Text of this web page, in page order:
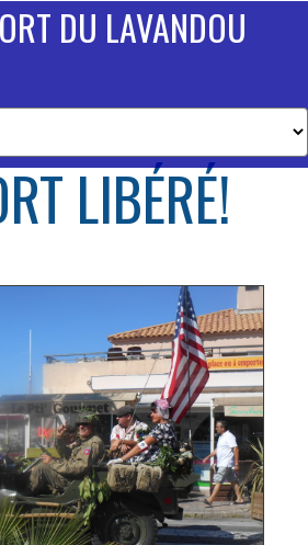
DU LAVANDOU
LIBÉRÉ!